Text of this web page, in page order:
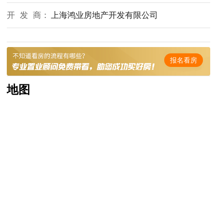
开 发 商： 上海鸿业房地产开发有限公司
报名看房
地图